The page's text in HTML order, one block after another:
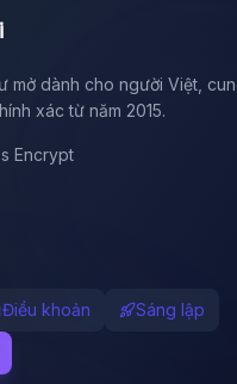
mở dành cho người Việt,
xác từ năm 2015.
Encrypt
Điều khoản Sáng lập